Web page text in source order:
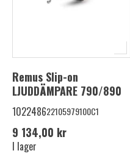
Remus Slip-on
LJUDDÄMPARE 790/890
102248622105979100C1
9 134,00 kr
I lager